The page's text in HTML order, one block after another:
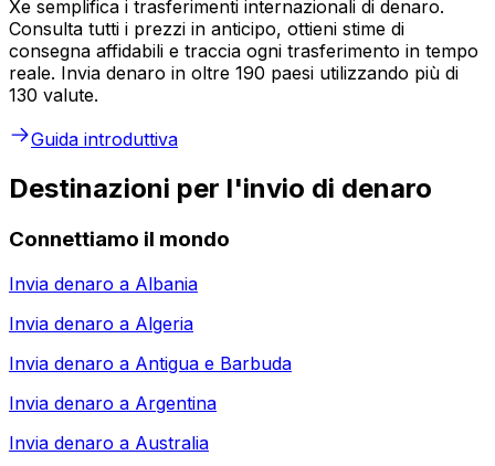
Xe semplifica i trasferimenti internazionali di denaro.
Consulta tutti i prezzi in anticipo, ottieni stime di
consegna affidabili e traccia ogni trasferimento in tempo
reale. Invia denaro in oltre 190 paesi utilizzando più di
130 valute.
Guida introduttiva
Destinazioni per l'invio di denaro
Connettiamo il mondo
Invia denaro a Albania
Invia denaro a Algeria
Invia denaro a Antigua e Barbuda
Invia denaro a Argentina
Invia denaro a Australia